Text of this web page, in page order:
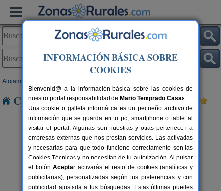
Alojamientos
Casas Rurales cerca de Escucha
10+2 pers.
desde20 €
Casa Rural Los Cerezos
Los Cerezos (Teruel)
INFORMACIÓN BÁSICA SOBRE
COOKIES
Bienvenid@ a la información básica sobre las cookies de
nuestro portal responsabilidad de Mario Temprado Casas.
Una cookie o galleta informática es un pequeño archivo de
información que se guarda en tu pc, smartphone o tablet al
visitar el portal. Algunas son nuestras y otras pertenecen a
empresas externas que nos prestan servicios. Las activadas
y necesarias para que todo funcione correctamente son las
Cookies Técnicas y no necesitan de tu autorización. Al pulsar
el botónAceptar activarás el resto de cookies (analíticas y
publicitarias), personalizadas según tus preferencias y con
publicidad ajustada a tus búsquedas. Estas últimas puedes